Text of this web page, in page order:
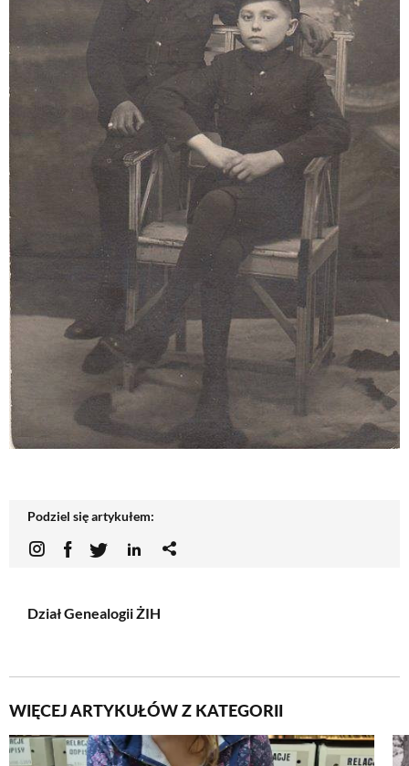
Podziel się artykułem:
Dział Genealogii ŻIH
WIĘCEJ ARTYKUŁÓW Z KATEGORII